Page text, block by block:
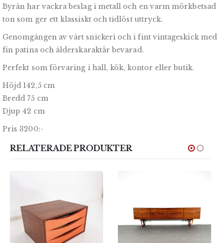
Byrån har vackra beslag i metall och en varm mörkbetsad
ton som ger ett klassiskt och tidlöst uttryck.
Genomgången av vårt snickeri och i fint vintageskick med
fin patina och ålderskaraktär bevarad.
Perfekt som förvaring i hall, kök, kontor eller butik.
Höjd 142,5 cm
Bredd 75 cm
Djup 42 cm
Pris 3200:-
RELATERADE PRODUKTER